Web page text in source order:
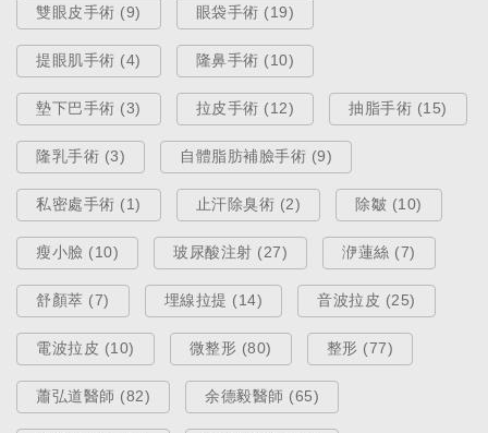
雙眼皮手術 (9) 眼袋手術 (19)
提眼肌手術 (4) 隆鼻手術 (10)
墊下巴手術 (3) 拉皮手術 (12) 抽脂手術 (15)
隆乳手術 (3) 自體脂肪補臉手術 (9)
私密處手術 (1) 止汗除臭術 (2) 除皺 (10)
瘦小臉 (10) 玻尿酸注射 (27) 洢蓮絲 (7)
舒顏萃 (7) 埋線拉提 (14) 音波拉皮 (25)
電波拉皮 (10) 微整形 (80) 整形 (77)
蕭弘道醫師 (82) 余德毅醫師 (65)